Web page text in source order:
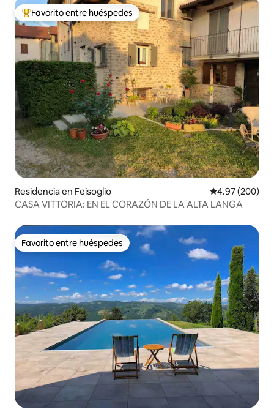
De los mejores en Favorito entre huéspedes
Favorito entre huéspedes
Residencia en Feisoglio Calificación
4.97 (200)
CASA VITTORIA: EN EL CORAZÓN DE LA ALTA LANGA
Favorito entre huéspedes
Favorito entre huéspedes